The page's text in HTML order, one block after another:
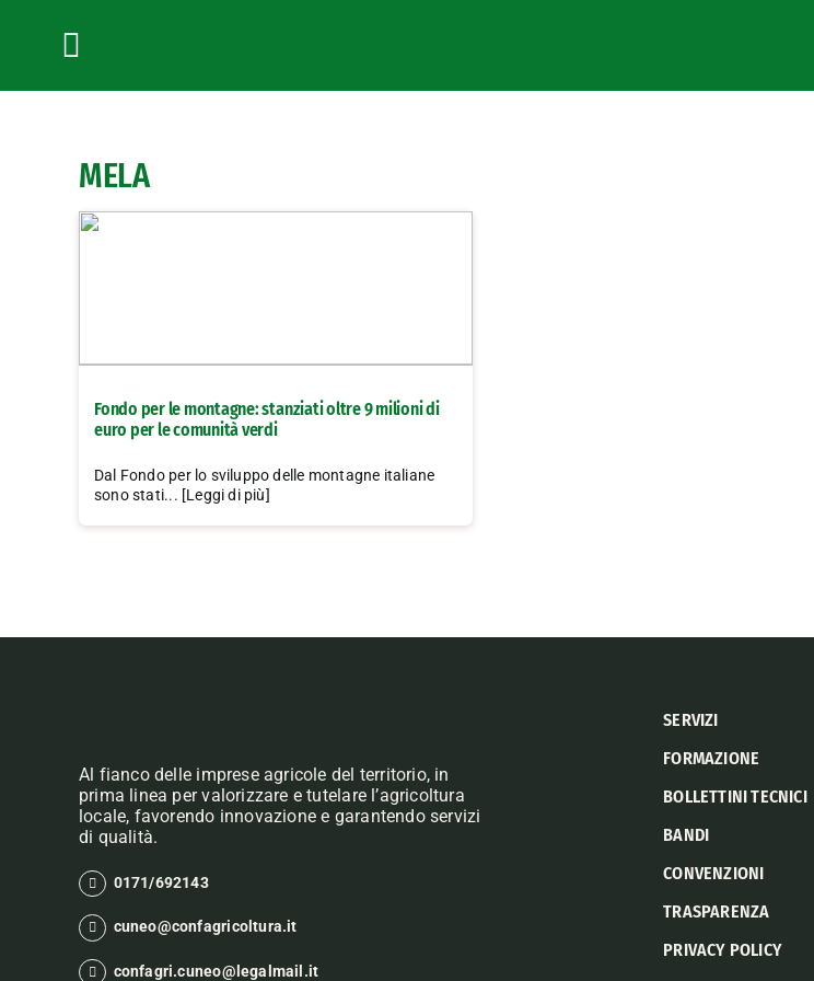
Toggle
Navigation
MELA
Fondo per le montagne: stanziati oltre 9 milioni di
euro per le comunità verdi
Dal Fondo per lo sviluppo delle montagne italiane
sono stati... [Leggi di più]
Al fianco delle imprese agricole del territorio, in
prima linea per valorizzare e tutelare l’agricoltura
locale, favorendo innovazione e garantendo servizi
di qualità.
0171/692143
cuneo@confagricoltura.it
confagri.cuneo@legalmail.it
SERVIZI
FORMAZIONE
BOLLETTINI TECNICI
BANDI
CONVENZIONI
TRASPARENZA
PRIVACY POLICY